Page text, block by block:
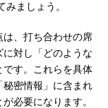
ましょう。
、打ち合わせの席
対し「どのような
す。これらを具体
密情報」に含まれ
必要になります。